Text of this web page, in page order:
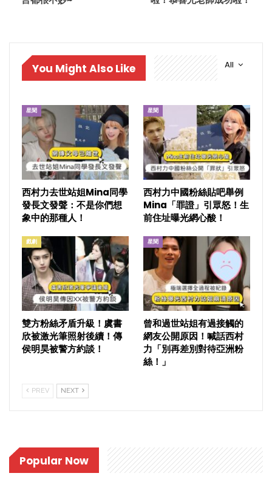
All
You Might Also Like
星聞
西村力去世站姐Mina同學
發長文發聲：不是你們想
象中的那種人！
星聞
西村力中國粉絲貼吧舉例
Mina「罪證」引眾怒！生
前住址曝光網心酸！
戲劇
雙方粉絲矛盾升級！虞書
欣被激光筆照射後續！傳
侯明昊被警方約談！
星聞
曾和過世站姐有過接觸的
網友公開原因！喊話西村
力「別再差別對待亞洲粉
絲！」
PREV NEXT
Popular Now